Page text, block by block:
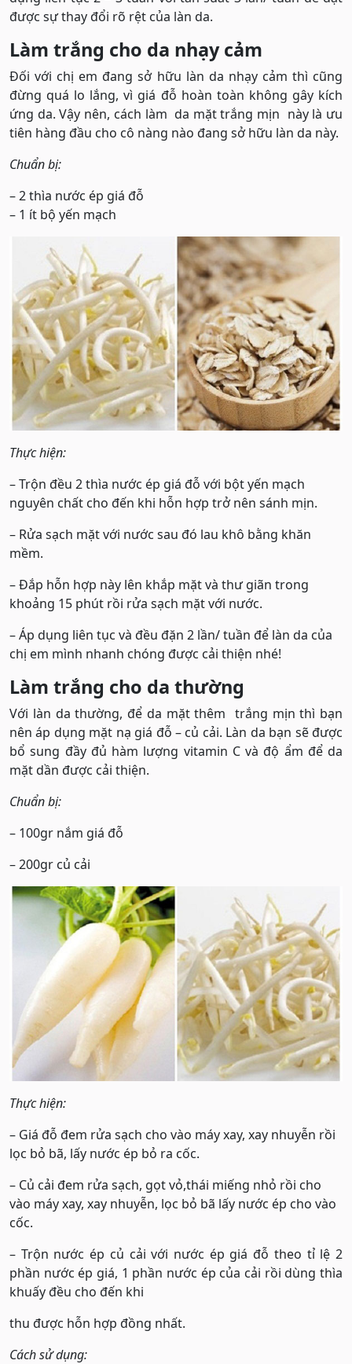
được sự thay đổi rõ rệt của làn da.
Làm trắng cho da nhạy cảm
Đối với chị em đang sở hữu làn da nhạy cảm thì cũng
đừng quá lo lắng, vì giá đỗ hoàn toàn không gây kích
ứng da. Vậy nên, cách làm da mặt trắng mịn này là ưu
tiên hàng đầu cho cô nàng nào đang sở hữu làn da này.
Chuẩn bị:
– 2 thìa nước ép giá đỗ
– 1 ít bộ yến mạch
Thực hiện:
– Trộn đều 2 thìa nước ép giá đỗ với bột yến mạch
nguyên chất cho đến khi hỗn hợp trở nên sánh mịn.
– Rửa sạch mặt với nước sau đó lau khô bằng khăn
mềm.
– Đắp hỗn hợp này lên khắp mặt và thư giãn trong
khoảng 15 phút rồi rửa sạch mặt với nước.
– Áp dụng liên tục và đều đặn 2 lần/ tuần để làn da của
chị em mình nhanh chóng được cải thiện nhé!
Làm trắng cho da thường
Với làn da thường, để da mặt thêm trắng mịn thì bạn
nên áp dụng mặt nạ giá đỗ – củ cải. Làn da bạn sẽ được
bổ sung đầy đủ hàm lượng vitamin C và độ ẩm để da
mặt dần được cải thiện.
Chuẩn bị:
– 100gr nắm giá đỗ
– 200gr củ cải
Thực hiện:
– Giá đỗ đem rửa sạch cho vào máy xay, xay nhuyễn rồi
lọc bỏ bã, lấy nước ép bỏ ra cốc.
– Củ cải đem rửa sạch, gọt vỏ,thái miếng nhỏ rồi cho
vào máy xay, xay nhuyễn, lọc bỏ bã lấy nước ép cho vào
cốc.
– Trộn nước ép củ cải với nước ép giá đỗ theo tỉ lệ 2
phần nước ép giá, 1 phần nước ép của cải rồi dùng thìa
khuấy đều cho đến khi
thu được hỗn hợp đồng nhất.
Cách sử dụng: